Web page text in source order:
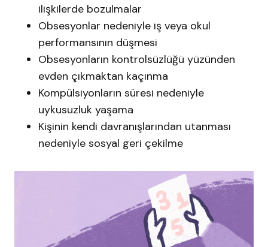
ilişkilerde bozulmalar
Obsesyonlar nedeniyle iş veya okul
performansının düşmesi
Obsesyonların kontrolsüzlüğü yüzünden
evden çıkmaktan kaçınma
Kompülsiyonların süresi nedeniyle
uykusuzluk yaşama
Kişinin kendi davranışlarından utanması
nedeniyle sosyal geri çekilme